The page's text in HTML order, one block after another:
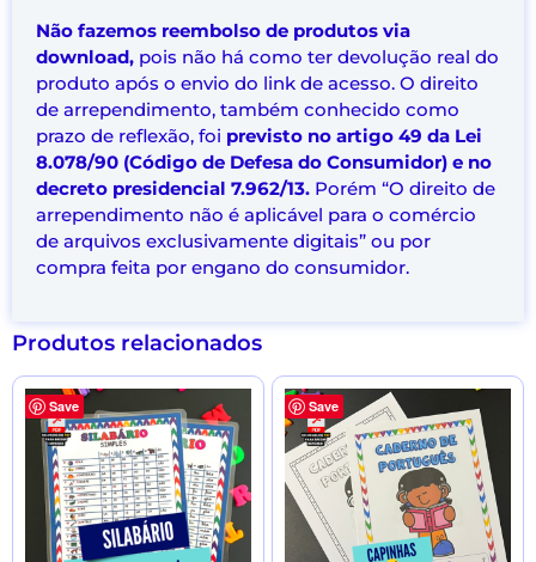
Não fazemos reembolso de produtos via
download, pois não há como ter devolução real do
produto após o envio do link de acesso. O direito
de arrependimento, também conhecido como
prazo de reflexão, foi previsto no artigo 49 da Lei
8.078/90 (Código de Defesa do Consumidor) e no
decreto presidencial 7.962/13. Porém “O direito de
arrependimento não é aplicável para o comércio
de arquivos exclusivamente digitais” ou por
compra feita por engano do consumidor.
Produtos relacionados
Save Save